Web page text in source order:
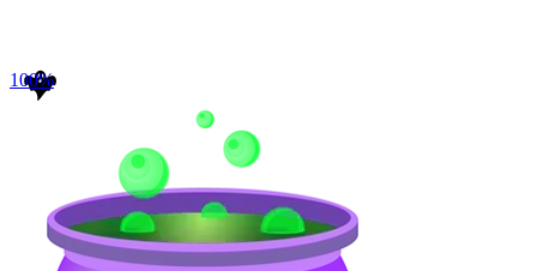
100%